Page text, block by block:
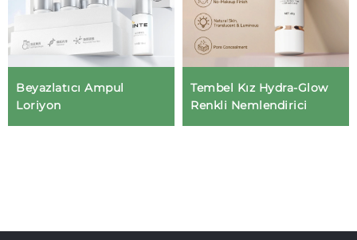
Beyazlatıcı Ampul
Loriyon
Tembel Kız Hydra-Glow
Renkli Nemlendirici